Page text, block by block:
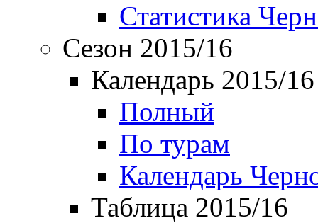
Статистика
Сезон 2015/16
Календарь 2015/16
Полный
По турам
Календарь
Таблица 2015/16